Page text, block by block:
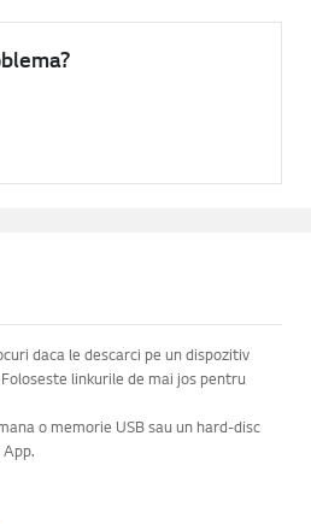
daca le descarci pe un dispozitiv
linkurile de mai jos pentru
o memorie USB sau un hard-disc